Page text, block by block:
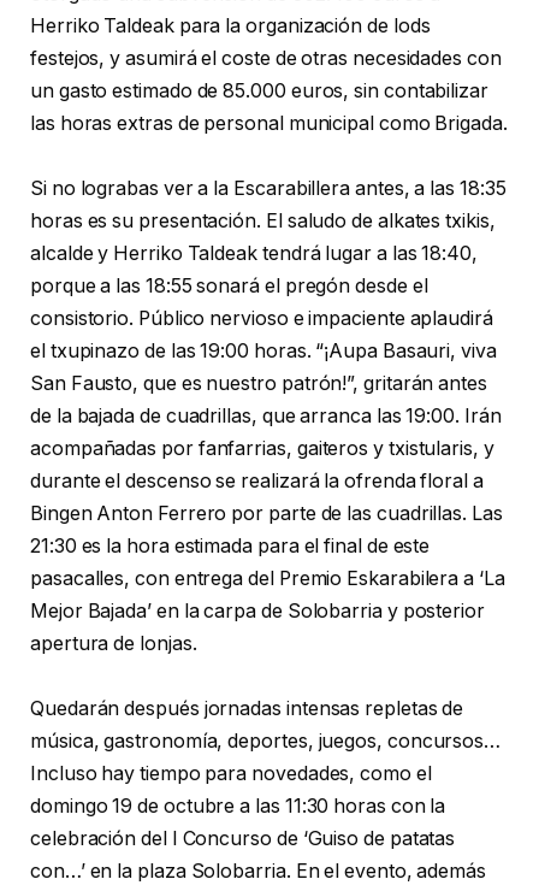
Herriko Taldeak para la organización de lods
festejos, y asumirá el coste de otras necesidades con
un gasto estimado de 85.000 euros, sin contabilizar
las horas extras de personal municipal como Brigada.
Si no lograbas ver a la Escarabillera antes, a las 18:35
horas es su presentación. El saludo de alkates txikis,
alcalde y Herriko Taldeak tendrá lugar a las 18:40,
porque a las 18:55 sonará el pregón desde el
consistorio. Público nervioso e impaciente aplaudirá
el txupinazo de las 19:00 horas. “¡Aupa Basauri, viva
San Fausto, que es nuestro patrón!”, gritarán antes
de la bajada de cuadrillas, que arranca las 19:00. Irán
acompañadas por fanfarrias, gaiteros y txistularis, y
durante el descenso se realizará la ofrenda floral a
Bingen Anton Ferrero por parte de las cuadrillas. Las
21:30 es la hora estimada para el final de este
pasacalles, con entrega del Premio Eskarabilera a ‘La
Mejor Bajada’ en la carpa de Solobarria y posterior
apertura de lonjas.
Quedarán después jornadas intensas repletas de
música, gastronomía, deportes, juegos, concursos…
Incluso hay tiempo para novedades, como el
domingo 19 de octubre a las 11:30 horas con la
celebración del I Concurso de ‘Guiso de patatas
con…’ en la plaza Solobarria. En el evento, además